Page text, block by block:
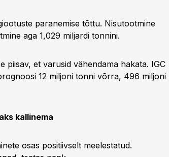
paranemise tõttu. Nisutootmine
aga 1,029 miljardi tonnini.
piisav, et varusid vähendama hakata. IGC
12 miljoni tonni võrra, 496 miljoni
kallinema
osas positiivselt meelestatud.